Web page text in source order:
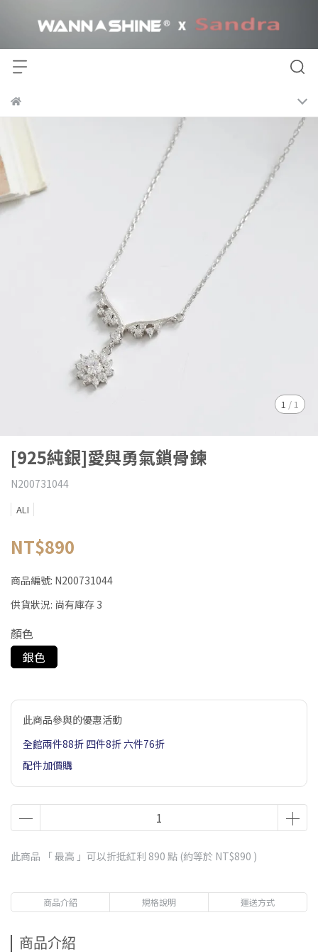
1 / 1
[925純銀]愛與勇氣鎖骨鍊
N200731044
ALI
NT$890
商品編號: N200731044
供貨狀況: 尚有庫存 3
顏色
銀色
此商品參與的優惠活動
全館兩件88折 四件8折 六件76折
配件加價購
此商品 「 最高 」可以折抵紅利 890 點 (約等於 NT$890 )
商品介紹 規格說明 運送方式
商品介紹